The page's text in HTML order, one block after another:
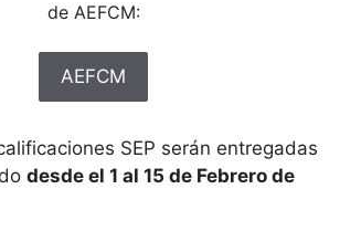
de AEFCM:
AEFCM
SEP serán entregadas
desde el 1 al 15 de Febrero de